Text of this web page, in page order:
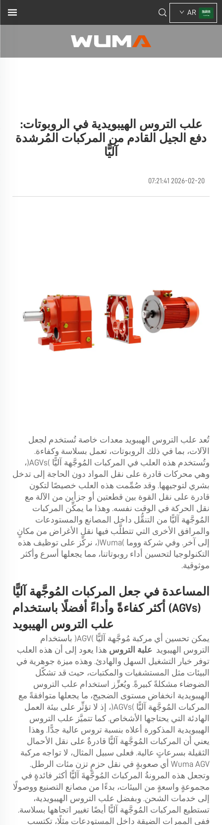
AR
علب التروس الهيبويدية في الروبوتات:
دفع الجيل القادم من المركبات المُرشدة
آليًّا
2026-02-20 07:21:41
تُعد علب التروس الهيبويد معدات خاصة تُستخدم لجعل
الآلات، بما في ذلك الروبوتات، تعمل بسلاسة وكفاءة.
وتُستخدم هذه العلب في المركبات المُوجَّهة آليًّا (AGVs)،
وهي محركات قادرة على نقل المواد دون الحاجة إلى تدخل
بشري لتوجيهها. وقد صُمِّمت هذه العلب خصيصًا لتكون
قادرة على نقل القوة بين قطعتين أو جزأين من الآلة مع
نقل الحركة في الوقت نفسه. وهذا ما يمكِّن المركبات
المُوجَّهة آليًّا من التنقُّل داخل المصانع والمستودعات
والمرافق الأخرى التي تتطلَّب فيها نقل الأغراض من مكانٍ
إلى آخر. وفي شركة ووما (Wuma)، نركِّز على توظيف هذه
التكنولوجيا لتحسين أداء روبوتاتنا، مما يجعلها أسرع وأكثر
موثوقية.
المساعدة في جعل المركبات المُوجَّهة آليًّا
(AGVs) أكثر كفاءةً وأداءً أفضلًا باستخدام
علب التروس الهيبويد
يمكن تحسين أي مركبة مُوجَّهة آليًّا (AGV) باستخدام
التروس الهيبويد علبة التروس هذا يعود إلى أن هذه العلب
توفر خيار التشغيل السهل والهادئ. وهذه ميزة جوهرية في
البيئات مثل المستشفيات والمكتبات، حيث قد تشكّل
الضوضاء مشكلةً كبيرةً. ويُعزِّز استخدام علب التروس
الهيبويدية انخفاض مستوى الضجيج، ما يجعلها متوافقةً مع
المركبات المُوجَّهة آليًّا (AGVs)، إذ لا تؤثِّر على بيئة العمل
الهادئة التي يحتاجها الأشخاص. كما تتميَّز علب التروس
الهيبويدية المذكورة أعلاه بنسبة تروس عالية جدًّا. وهذا
يعني أن المركبات المُوجَّهة آليًّا قادرةٌ على نقل الأحمال
الثقيلة بسرعاتٍ عالية. فعلى سبيل المثال، لا تواجه مركبة
Wuma AGV أي صعوبةٍ في نقل حزمٍ تزن مئات الرطل.
وتجعل هذه المرونةُ المركباتَ المُوجَّهةَ آليًّا أكثر فائدةٍ في
مجموعةٍ واسعةٍ من البيئات، بدءًا من مصانع التصنيع ووصولًا
إلى خدمات الشحن. وبفضل علب التروس الهيبويدية،
تستطيع المركبات المُوجَّهة آليًّا أيضًا تغيير اتجاهها بسلاسة.
ففي الممرات الضيقة داخل المستودعات مثلًا، تكتسب